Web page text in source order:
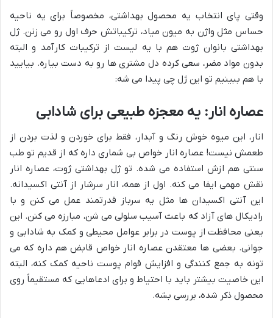
وقتی پای انتخاب یه محصول بهداشتی، مخصوصاً برای یه ناحیه
حساس مثل واژن به میون میاد، ترکیباتش حرف اول رو می زنن. ژل
بهداشتی بانوان ژوت هم با یه لیست از ترکیبات کارآمد و البته
بدون مواد مضر، سعی کرده دل مشتری ها رو به دست بیاره. بیایید
با هم ببینیم تو این ژل چی پیدا می شه:
عصاره انار: یه معجزه طبیعی برای شادابی
انار، این میوه خوش رنگ و آبدار، فقط برای خوردن و لذت بردن از
طعمش نیست! عصاره انار خواص بی شماری داره که از قدیم تو طب
سنتی هم ازش استفاده می شده. تو ژل بهداشتی ژوت، عصاره انار
نقش مهمی ایفا می کنه. اول از همه، انار سرشار از آنتی اکسیدانه.
این آنتی اکسیدان ها مثل یه سرباز قدرتمند عمل می کنن و با
رادیکال های آزاد که باعث آسیب سلولی می شن، مبارزه می کنن. این
یعنی محافظت از پوست در برابر عوامل محیطی و کمک به شادابی و
جوانی. بعضی ها معتقدن عصاره انار خواص قابض هم داره که می
تونه به جمع کنندگی و افزایش قوام پوست ناحیه کمک کنه، البته
این خاصیت بیشتر باید با احتیاط و برای ادعاهایی که مستقیماً روی
محصول ذکر شده، بررسی بشه.